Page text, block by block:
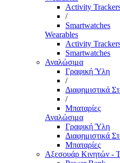
Activity
/
Smartwatches
Wearables
Activity
Smartwatches
Αναλώσιμα
Γραφική Ύλη
/
Διαφημιστικά
/
Μπαταρίες
Αναλώσιμα
Γραφική Ύλη
Διαφημιστικά
Μπαταρίες
Αξεσουάρ Κινητών -